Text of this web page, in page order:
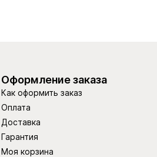
Оформление заказа
Как оформить заказ
Оплата
Доставка
Гарантия
Моя корзина